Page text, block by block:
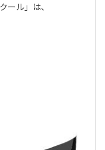
ール」は、